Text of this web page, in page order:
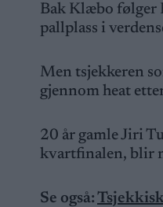
Bak Klæbo følger
pallplass i
Men tsjekkeren
gjennom heat
20 år gamle Jiri
kvartfinalen, blir
Se også: